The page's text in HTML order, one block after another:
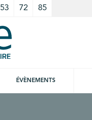
53 72 85
ÉVÈNEMENTS